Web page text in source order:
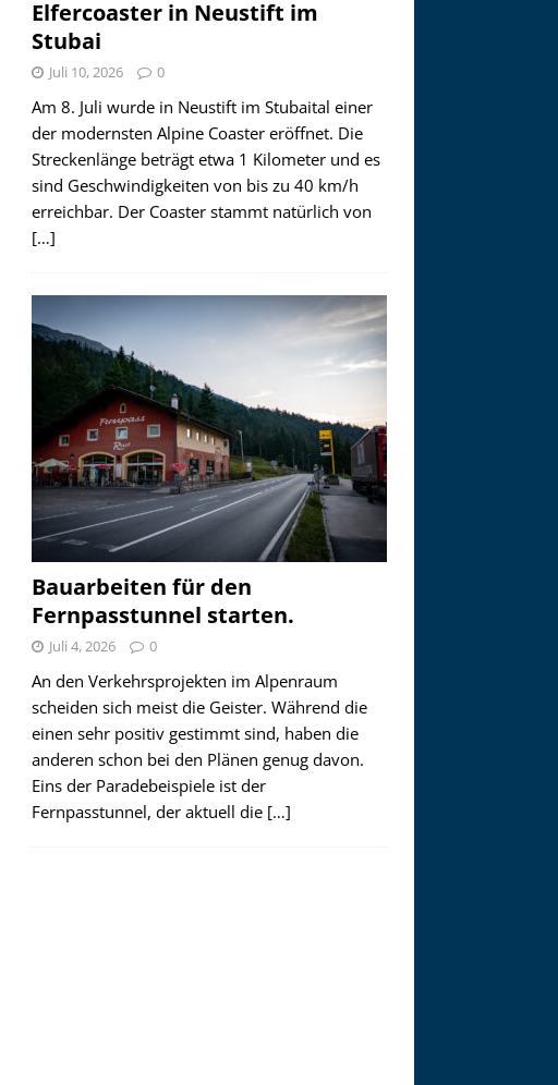
Elfercoaster in Neustift im
Stubai
Juli 10, 2026 0
Am 8. Juli wurde in Neustift im Stubaital einer
der modernsten Alpine Coaster eröffnet. Die
Streckenlänge beträgt etwa 1 Kilometer und es
sind Geschwindigkeiten von bis zu 40 km/h
erreichbar. Der Coaster stammt natürlich von
[…]
Bauarbeiten für den
Fernpasstunnel starten.
Juli 4, 2026 0
An den Verkehrsprojekten im Alpenraum
scheiden sich meist die Geister. Während die
einen sehr positiv gestimmt sind, haben die
anderen schon bei den Plänen genug davon.
Eins der Paradebeispiele ist der
Fernpasstunnel, der aktuell die […]